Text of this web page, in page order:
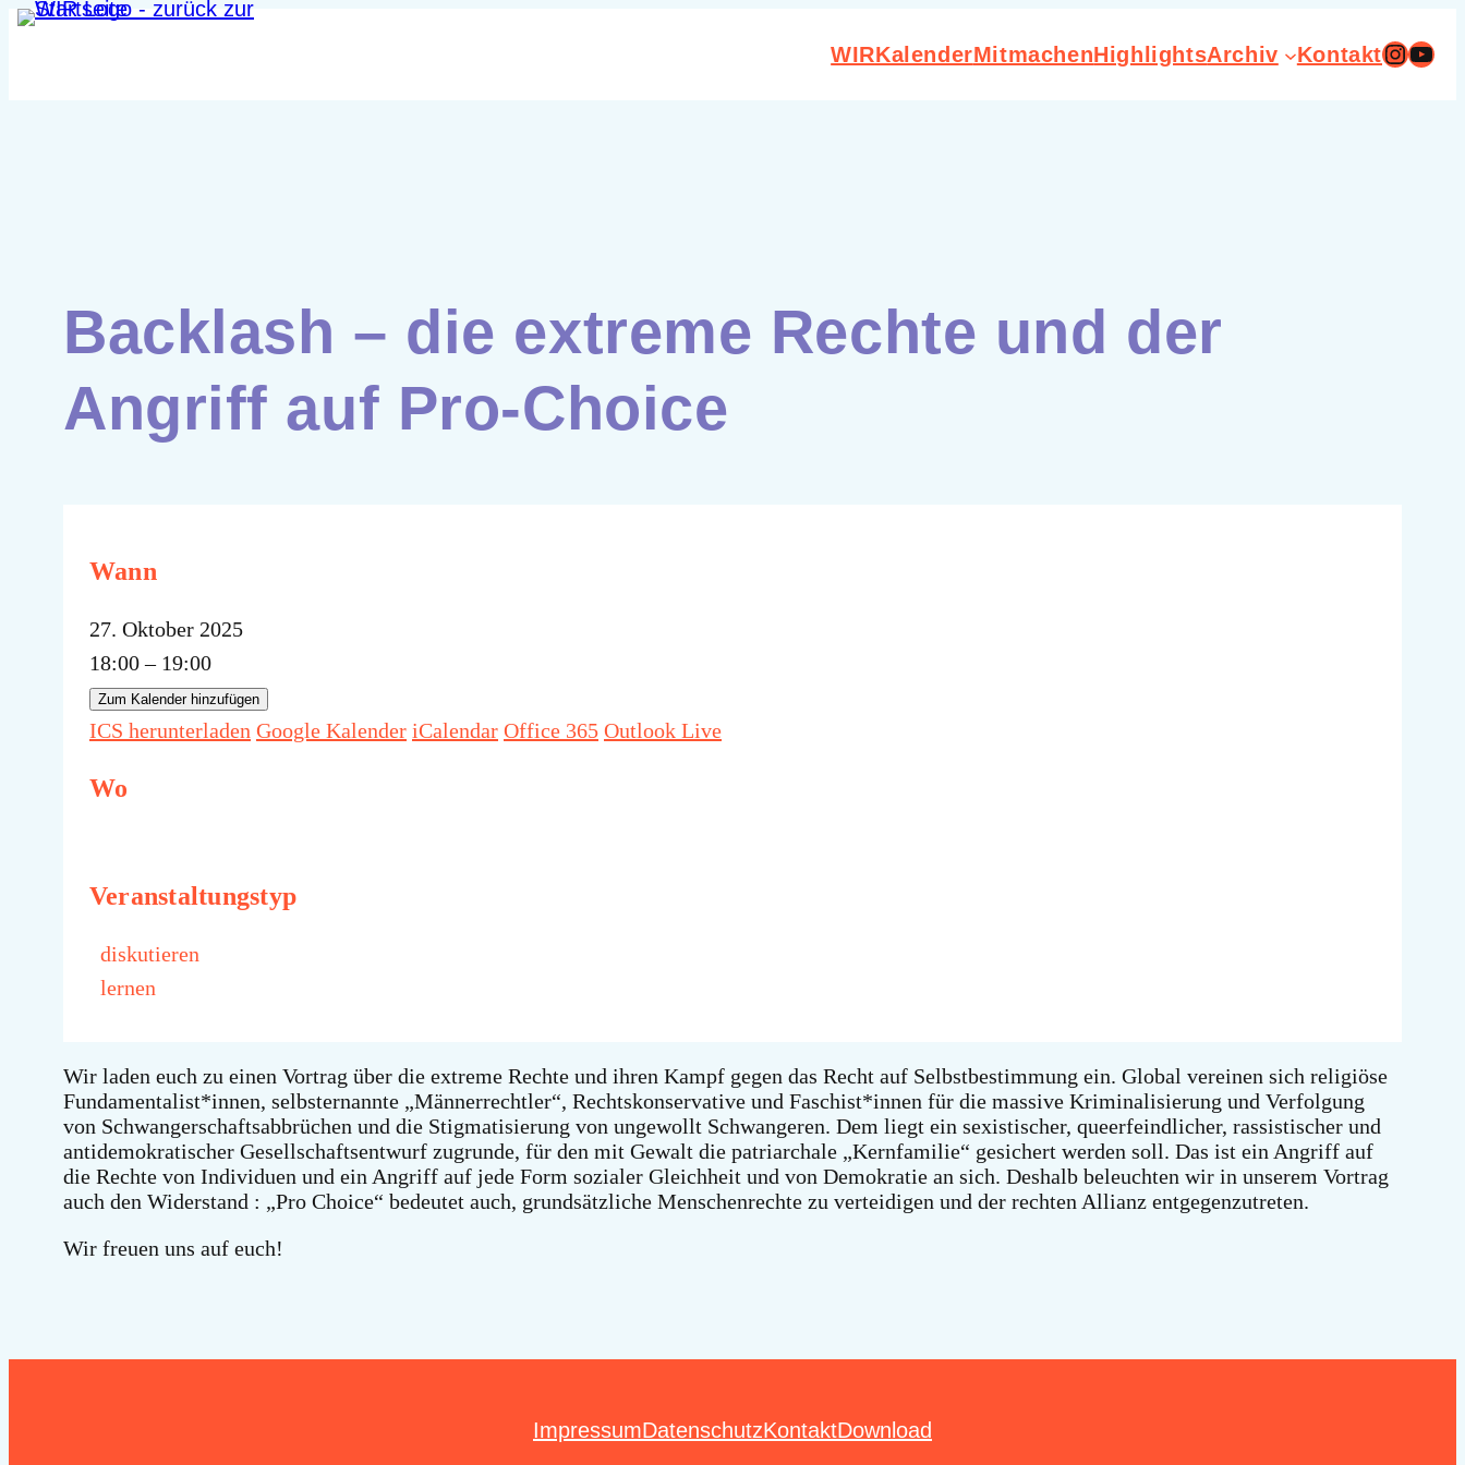
Zum
WIRKalenderMitmachenHighlightsArchiv Kontakt
Backlash – die extreme Rechte und der
Angriff auf Pro-Choice
Wann
27. Oktober 2025
18:00 – 19:00
Zum Kalender hinzufügen
ICS herunterladen Google Kalender iCalendar Office 365 Outlook Live
Wo
Veranstaltungstyp
diskutieren
lernen
Wir laden euch zu einen Vortrag über die extreme Rechte und ihren Kampf gegen das Recht auf Selbstbestimmung ein. Global vereinen sich religiöse
Fundamentalist*innen, selbsternannte „Männerrechtler“, Rechtskonservative und Faschist*innen für die massive Kriminalisierung und Verfolgung
von Schwangerschaftsabbrüchen und die Stigmatisierung von ungewollt Schwangeren. Dem liegt ein sexistischer, queerfeindlicher, rassistischer und
antidemokratischer Gesellschaftsentwurf zugrunde, für den mit Gewalt die patriarchale „Kernfamilie“ gesichert werden soll. Das ist ein Angriff auf
die Rechte von Individuen und ein Angriff auf jede Form sozialer Gleichheit und von Demokratie an sich. Deshalb beleuchten wir in unserem Vortrag
auch den Widerstand : „Pro Choice“ bedeutet auch, grundsätzliche Menschenrechte zu verteidigen und der rechten Allianz entgegenzutreten.
Wir freuen uns auf euch!
ImpressumDatenschutzKontaktDownload